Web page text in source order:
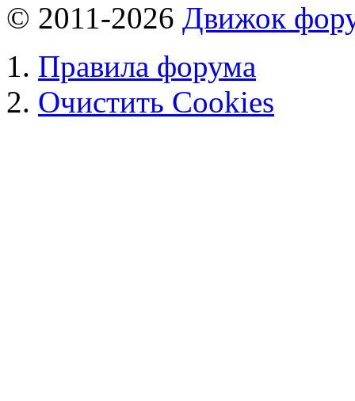
© 2011-2026 Движок
Правила форума
Очистить Cookies